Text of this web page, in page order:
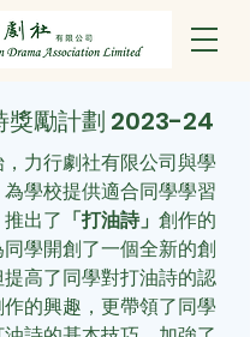
獎勵計劃 2023-24
，力行劇社有限公司與學
學校提供適合同學學習
出了 「打油詩」 創作的
學開創了一個全新的創
高了同學對打油詩的認
的興趣，更帶領了同學